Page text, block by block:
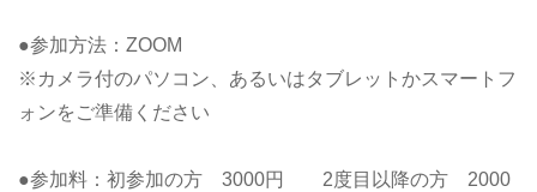
●参加方法：ZOOM
※カメラ付のパソコン、あるいはタブレットかスマートフ
ォンをご準備ください
●参加料：初参加の方 3000円 2度目以降の方 2000